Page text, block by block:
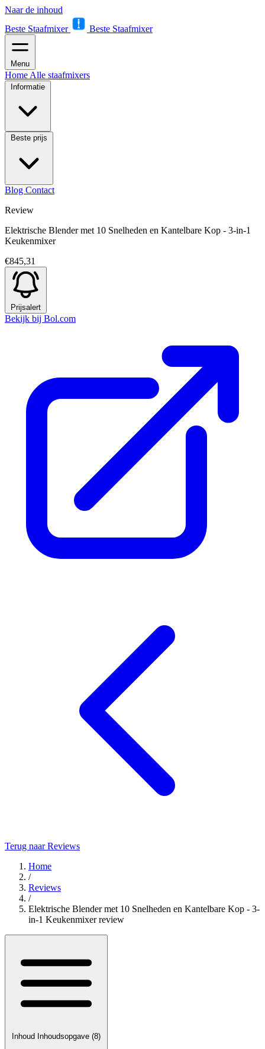
Naar de inhoud
Beste Staafmixer
Beste Staafmixer
Menu
Home Alle staafmixers
Informatie
Beste prijs
Blog Contact
Review
Elektrische Blender met 10 Snelheden en Kantelbare Kop - 3-in-1
Keukenmixer
€845,31
Prijsalert
Bekijk bij Bol.com
Terug naar Reviews
Home
/
Reviews
/
Elektrische Blender met 10 Snelheden en Kantelbare Kop - 3-
in-1 Keukenmixer review
Inhoud Inhoudsopgave (8)